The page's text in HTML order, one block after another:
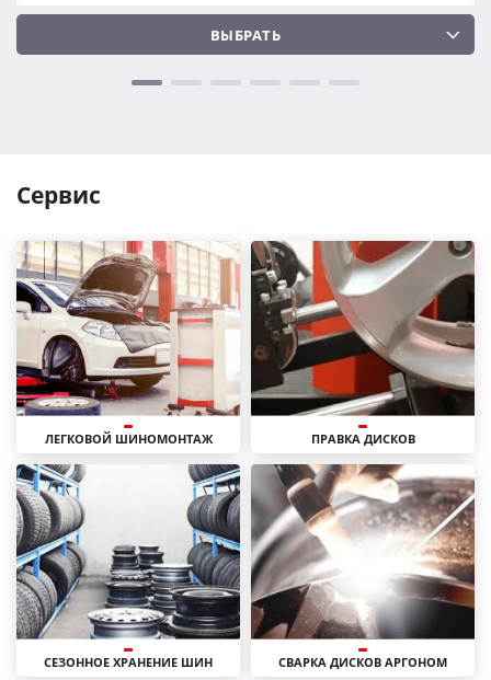
ВЫБРАТЬ
Сервис
ЛЕГКОВОЙ ШИНОМОНТАЖ ПРАВКА ДИСКОВ
СЕЗОННОЕ ХРАНЕНИЕ ШИН СВАРКА ДИСКОВ АРГОНОМ